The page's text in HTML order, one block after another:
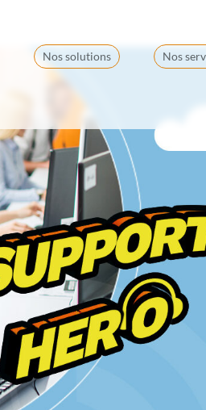
Nos solutions Nos